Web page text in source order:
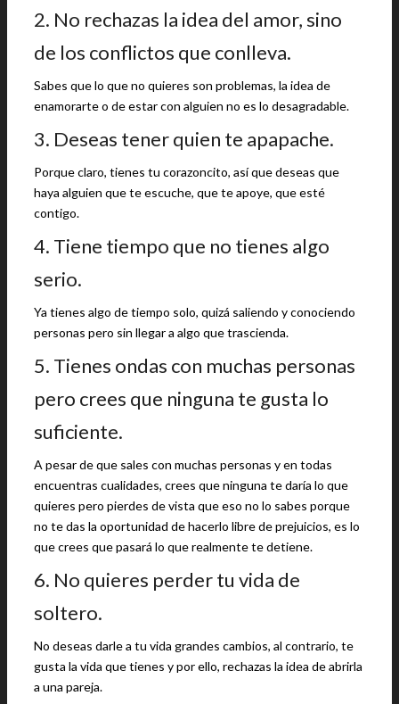
2. No rechazas la idea del amor, sino
de los conflictos que conlleva.
Sabes que lo que no quieres son problemas, la idea de
enamorarte o de estar con alguien no es lo desagradable.
3. Deseas tener quien te apapache.
Porque claro, tienes tu corazoncito, así que deseas que
haya alguien que te escuche, que te apoye, que esté
contigo.
4. Tiene tiempo que no tienes algo
serio.
Ya tienes algo de tiempo solo, quizá saliendo y conociendo
personas pero sin llegar a algo que trascienda.
5. Tienes ondas con muchas personas
pero crees que ninguna te gusta lo
suficiente.
A pesar de que sales con muchas personas y en todas
encuentras cualidades, crees que ninguna te daría lo que
quieres pero pierdes de vista que eso no lo sabes porque
no te das la oportunidad de hacerlo libre de prejuicios, es lo
que crees que pasará lo que realmente te detiene.
6. No quieres perder tu vida de
soltero.
No deseas darle a tu vida grandes cambios, al contrario, te
gusta la vida que tienes y por ello, rechazas la idea de abrirla
a una pareja.